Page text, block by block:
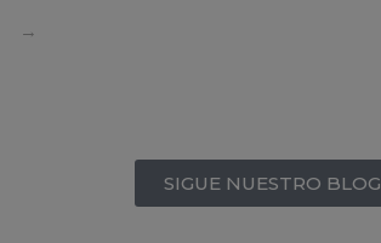
SIGUE NUESTRO BLOG